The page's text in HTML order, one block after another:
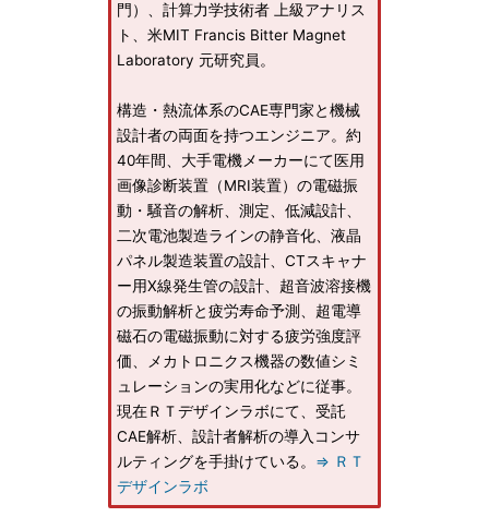
門）、計算力学技術者 上級アナリス
ト、米MIT Francis Bitter Magnet
Laboratory 元研究員。
構造・熱流体系のCAE専門家と機械
設計者の両面を持つエンジニア。約
40年間、大手電機メーカーにて医用
画像診断装置（MRI装置）の電磁振
動・騒音の解析、測定、低減設計、
二次電池製造ラインの静音化、液晶
パネル製造装置の設計、CTスキャナ
ー用X線発生管の設計、超音波溶接機
の振動解析と疲労寿命予測、超電導
磁石の電磁振動に対する疲労強度評
価、メカトロニクス機器の数値シミ
ュレーションの実用化などに従事。
現在ＲＴデザインラボにて、受託
CAE解析、設計者解析の導入コンサ
ルティングを手掛けている。 ⇒ ＲＴ
デザインラボ